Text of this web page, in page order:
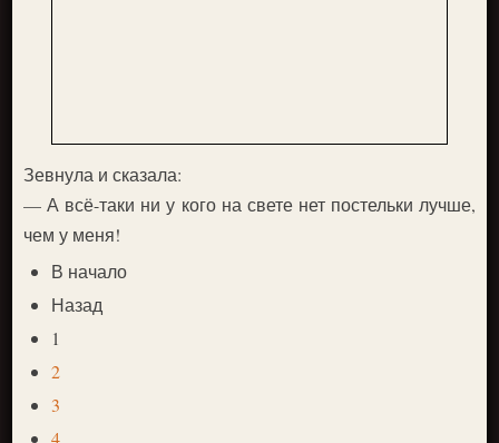
Зевнула и сказала:
— А всё-таки ни у кого на свете нет постельки лучше,
чем у меня!
В начало
Назад
1
2
3